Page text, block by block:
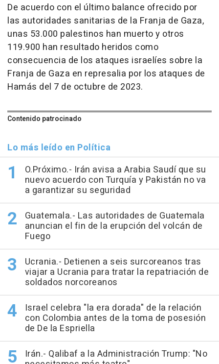
De acuerdo con el último balance ofrecido por
las autoridades sanitarias de la Franja de Gaza,
unas 53.000 palestinos han muerto y otros
119.900 han resultado heridos como
consecuencia de los ataques israelíes sobre la
Franja de Gaza en represalia por los ataques de
Hamás del 7 de octubre de 2023.
Contenido patrocinado
Lo más leído en Política
O.Próximo.- Irán avisa a Arabia Saudí que su
nuevo acuerdo con Turquía y Pakistán no va
a garantizar su seguridad
Guatemala.- Las autoridades de Guatemala
anuncian el fin de la erupción del volcán de
Fuego
Ucrania.- Detienen a seis surcoreanos tras
viajar a Ucrania para tratar la repatriación de
soldados norcoreanos
Israel celebra "la era dorada" de la relación
con Colombia antes de la toma de posesión
de De la Espriella
Irán.- Qalibaf a la Administración Trump: "No